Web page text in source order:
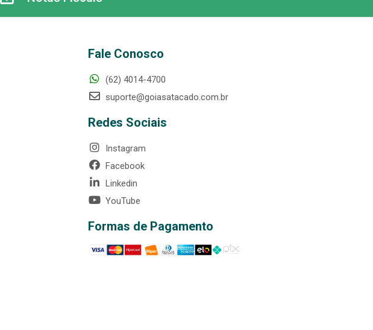
Fale Conosco
(62) 4014-4700
suporte@goiasatacado.com.br
Redes Sociais
Instagram
Facebook
Linkedin
YouTube
Formas de Pagamento